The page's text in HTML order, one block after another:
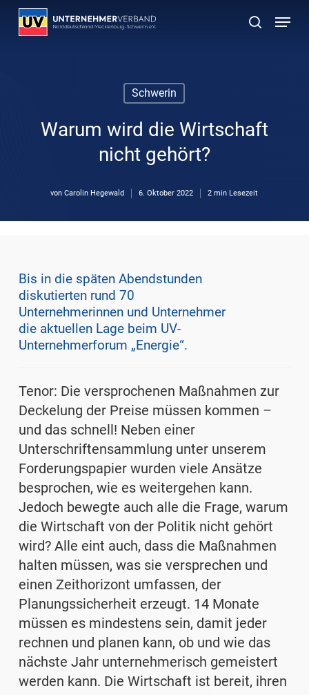
Skip
suchen
Menu
Schwerin
Warum wird die Wirtschaft
nicht gehört?
von Carolin Hegewald 6. Oktober 2022 2 min Lesezeit
Bis in die späten Abendstunden
diskutierten rund 70
Unternehmerinnen und Unternehmer
die aktuellen Lage beim UV-
Unternehmerforum „Energie“.
Tenor: Die versprochenen Maßnahmen zur
Deckelung der Preise müssen kommen –
und das schnell! Neben einer
Unterschriftensammlung unter unserem
Forderungspapier wurden viele Ansätze
besprochen, wie es weitergehen kann.
Jedoch bewegte auch alle die Frage, warum
die Wirtschaft von der Politik nicht gehört
wird? Alle eint auch, dass die Maßnahmen
halten müssen, was sie versprechen und
einen Zeithorizont umfassen, der
Planungssicherheit erzeugt. 14 Monate
müssen es mindestens sein, damit jeder
rechnen und planen kann, ob und wie das
nächste Jahr unternehmerisch gemeistert
werden kann. Die Wirtschaft ist bereit, ihren